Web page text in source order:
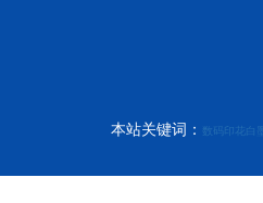
本站关键词： 数码印花白墨